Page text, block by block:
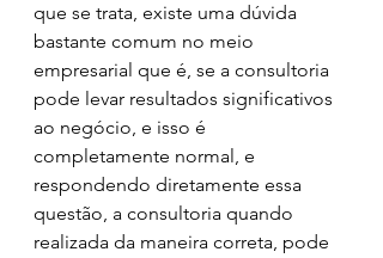
que se trata, existe uma dúvida
bastante comum no meio
empresarial que é, se a consultoria
pode levar resultados significativos
ao negócio, e isso é
completamente normal, e
respondendo diretamente essa
questão, a consultoria quando
realizada da maneira correta, pode